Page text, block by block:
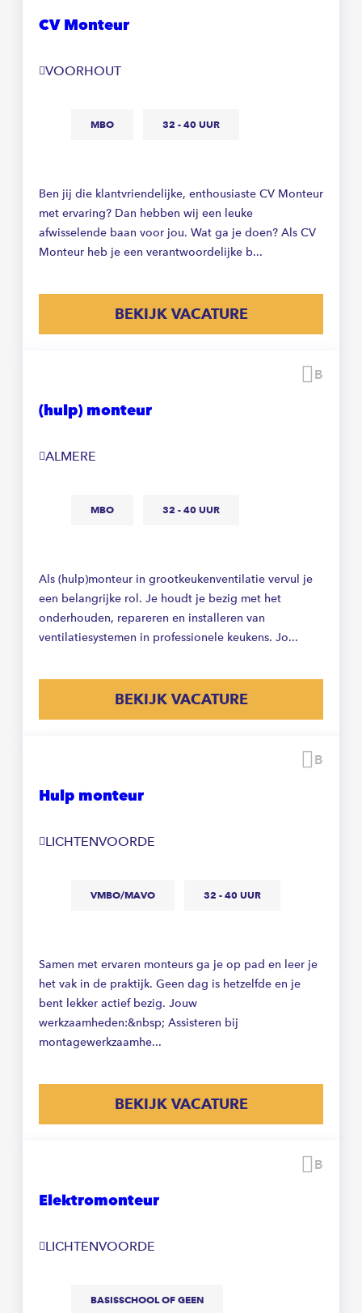
CV Monteur
VOORHOUT
MBO 32 - 40 UUR
Ben jij die klantvriendelijke, enthousiaste CV Monteur
met ervaring? Dan hebben wij een leuke
afwisselende baan voor jou. Wat ga je doen? Als CV
Monteur heb je een verantwoordelijke b...
BEKIJK VACATURE
(hulp) monteur
ALMERE
MBO 32 - 40 UUR
Als (hulp)monteur in grootkeukenventilatie vervul je
een belangrijke rol. Je houdt je bezig met het
onderhouden, repareren en installeren van
ventilatiesystemen in professionele keukens. Jo...
BEKIJK VACATURE
Hulp monteur
LICHTENVOORDE
VMBO/MAVO 32 - 40 UUR
Samen met ervaren monteurs ga je op pad en leer je
het vak in de praktijk. Geen dag is hetzelfde en je
bent lekker actief bezig. Jouw
werkzaamheden:&nbsp; Assisteren bij
montagewerkzaamhe...
BEKIJK VACATURE
Elektromonteur
LICHTENVOORDE
BASISSCHOOL OF GEEN